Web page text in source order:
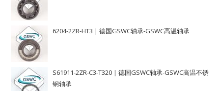
6204-2ZR-HT3 | 德国GSWC轴承-GSWC高温轴承
S61911-2ZR-C3-T320 | 德国GSWC轴承-GSWC高温不锈
钢轴承